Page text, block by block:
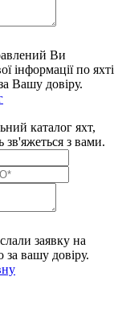
Ви
інформації по яхті
Вашу довіру.
каталог яхт,
зв'яжеться з вами.
заявку на
за вашу довіру.